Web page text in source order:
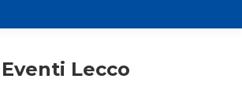
Eventi Lecco